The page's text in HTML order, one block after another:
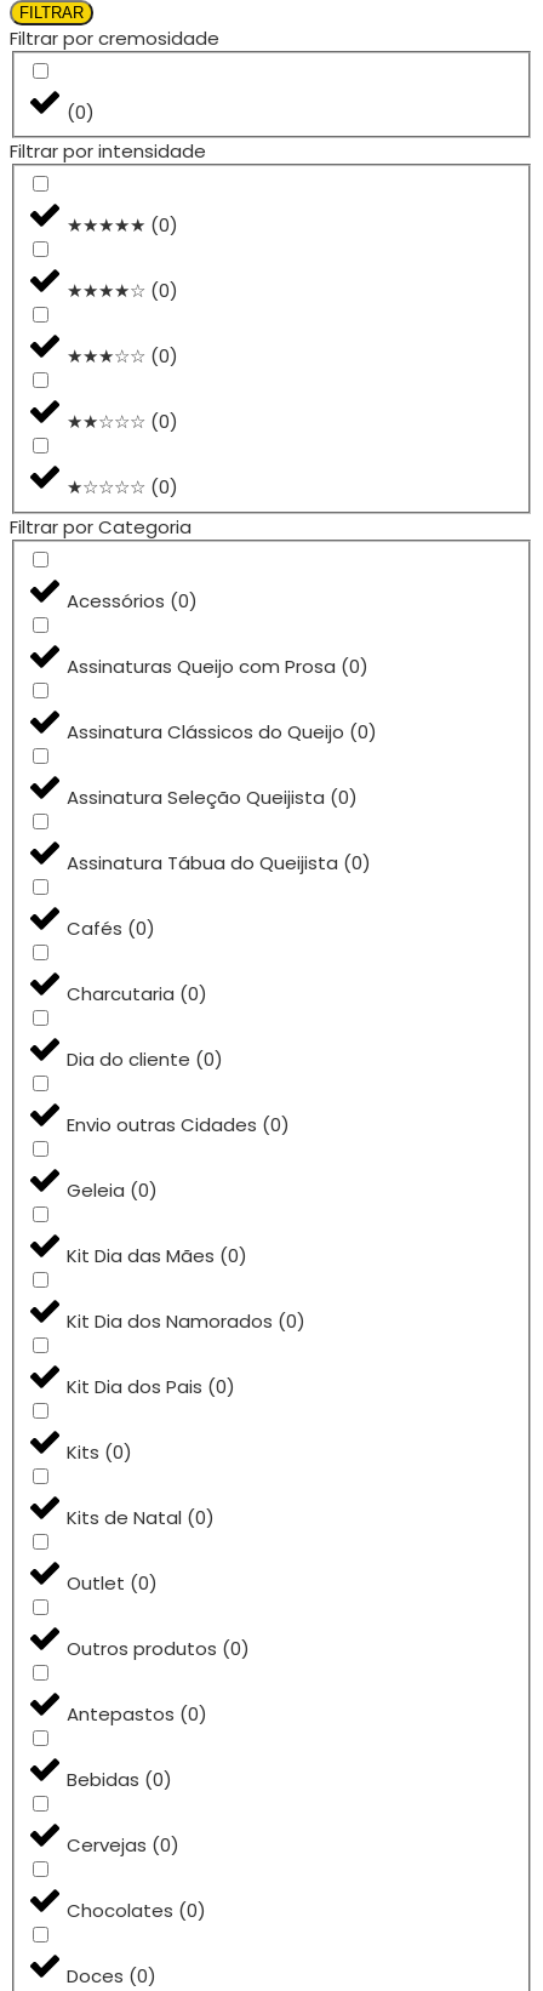
FILTRAR
Filtrar por cremosidade
(0)
Filtrar por intensidade
★★★★★ (0)
★★★★☆ (0)
★★★☆☆ (0)
★★☆☆☆ (0)
★☆☆☆☆ (0)
Filtrar por Categoria
Acessórios (0)
Assinaturas Queijo com Prosa (0)
Assinatura Clássicos do Queijo (0)
Assinatura Seleção Queijista (0)
Assinatura Tábua do Queijista (0)
Cafés (0)
Charcutaria (0)
Dia do cliente (0)
Envio outras Cidades (0)
Geleia (0)
Kit Dia das Mães (0)
Kit Dia dos Namorados (0)
Kit Dia dos Pais (0)
Kits (0)
Kits de Natal (0)
Outlet (0)
Outros produtos (0)
Antepastos (0)
Bebidas (0)
Cervejas (0)
Chocolates (0)
Doces (0)